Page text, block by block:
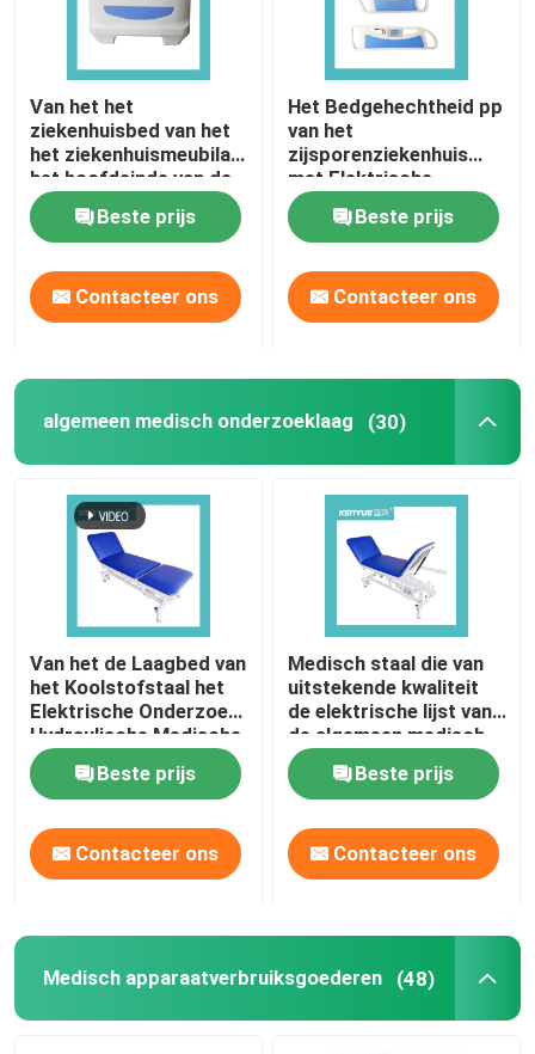
Van het het
ziekenhuisbed van het
het ziekenhuismeubilair
het hoofdeinde van de
de delen bule kleur voor
medicalbedBeste prijs
Contacteer ons
Het Bedgehechtheid pp
van het
zijsporenziekenhuis
met Elektrische
Drukknop Multifunctie
Beste prijs
Contacteer ons
algemeen medisch onderzoeklaag (30)
Van het de Laagbed van
het Koolstofstaal het
Elektrische Onderzoek
Hydraulische Medische
Blauw
Beste prijs
Contacteer ons
Medisch staal die van
uitstekende kwaliteit
de elektrische lijst van
de algemeen medisch
onderzoeklaag
bespuitenBeste prijs
Contacteer ons
Medisch apparaatverbruiksgoederen (48)